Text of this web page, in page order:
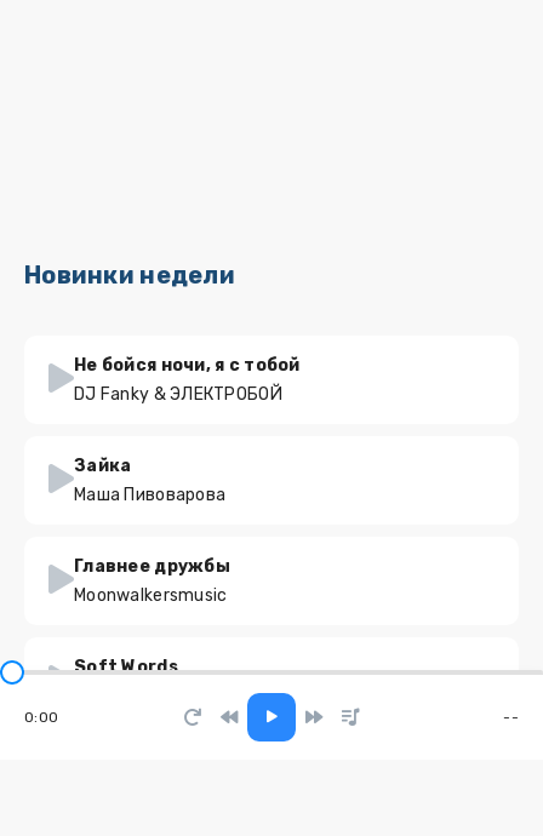
Новинки недели
Не бойся ночи, я с тобой
DJ Fanky & ЭЛЕКТРОБОЙ
Зайка
Маша Пивоварова
Главнее дружбы
Moonwalkersmusic
Soft Words
0:00 --